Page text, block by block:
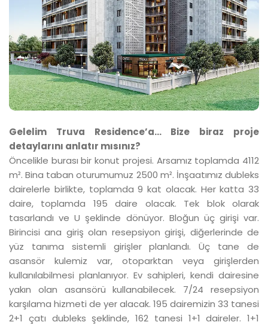
Gelelim Truva Residence’a… Bize biraz proje
detaylarını anlatır mısınız?
Öncelikle burası bir konut projesi. Arsamız toplamda 4112
m². Bina taban oturumumuz 2500 m². İnşaatımız dubleks
dairelerle birlikte, toplamda 9 kat olacak. Her katta 33
daire, toplamda 195 daire olacak. Tek blok olarak
tasarlandı ve U şeklinde dönüyor. Bloğun üç girişi var.
Birincisi ana giriş olan resepsiyon girişi, diğerlerinde de
yüz tanıma sistemli girişler planlandı. Üç tane de
asansör kulemiz var, otoparktan veya girişlerden
kullanılabilmesi planlanıyor. Ev sahipleri, kendi dairesine
yakın olan asansörü kullanabilecek. 7/24 resepsiyon
karşılama hizmeti de yer alacak. 195 dairemizin 33 tanesi
2+1 çatı dubleks şeklinde, 162 tanesi 1+1 daireler. 1+1